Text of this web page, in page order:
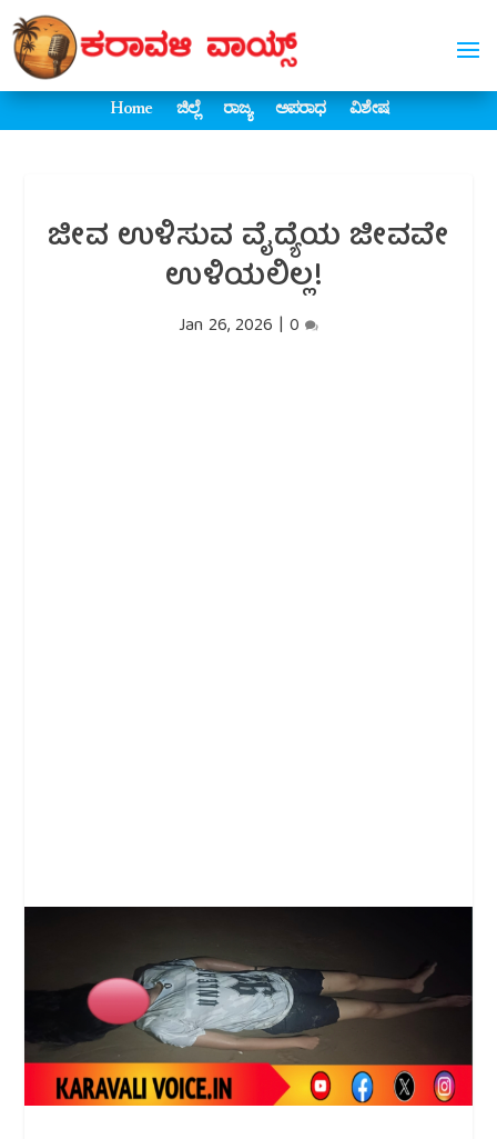
Home ಜಿಲ್ಲೆ ರಾಜ್ಯ ಅಪರಾಧ ವಿಶೇಷ
ಜೀವ ಉಳಿಸುವ ವೈದ್ಯೆಯ ಜೀವವೇ
ಉಳಿಯಲಿಲ್ಲ!
Jan 26, 2026 | 0